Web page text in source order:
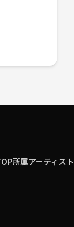
所属アーティスト